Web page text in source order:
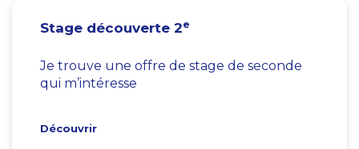
Stage découverte 2e
Je trouve une offre de stage de seconde
qui m’intéresse
Découvrir